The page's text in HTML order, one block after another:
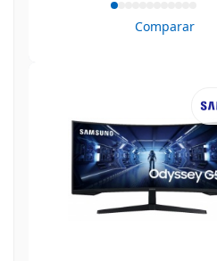
Comparar